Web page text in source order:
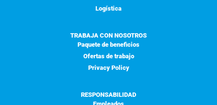
Logística
TRABAJA CON NOSOTROS
Paquete de beneficios
Ofertas de trabajo
Privacy Policy
RESPONSABILIDAD